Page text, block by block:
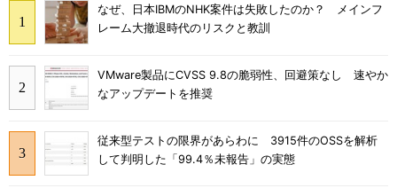
なぜ、日本IBMのNHK案件は失敗したのか？ メインフ
レーム大撤退時代のリスクと教訓
VMware製品にCVSS 9.8の脆弱性、回避策なし 速やか
なアップデートを推奨
従来型テストの限界があらわに 3915件のOSSを解析
して判明した「99.4％未報告」の実態